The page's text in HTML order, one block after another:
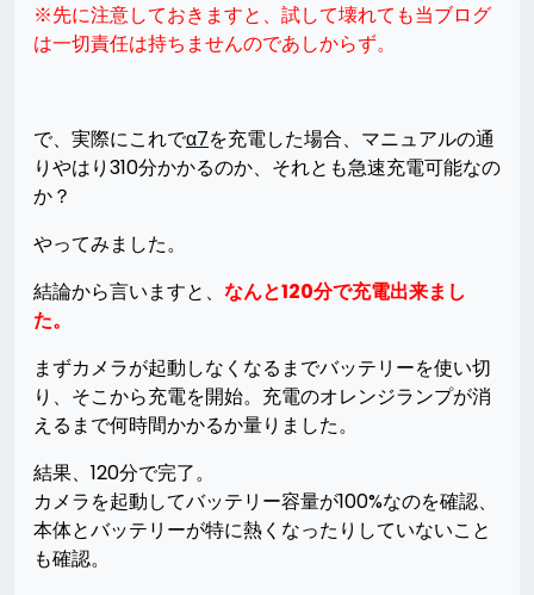
※先に注意しておきますと、試して壊れても当ブログ
は一切責任は持ちませんのであしからず。
で、実際にこれでα7を充電した場合、マニュアルの通
りやはり310分かかるのか、それとも急速充電可能なの
か？
やってみました。
結論から言いますと、 なんと120分で充電出来まし
た。
まずカメラが起動しなくなるまでバッテリーを使い切
り、そこから充電を開始。充電のオレンジランプが消
えるまで何時間かかるか量りました。
結果、120分で完了。
カメラを起動してバッテリー容量が100%なのを確認、
本体とバッテリーが特に熱くなったりしていないこと
も確認。